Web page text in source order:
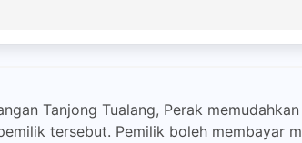
Tanjong Tualang, Perak
tersebut. Pemilik boleh membayar